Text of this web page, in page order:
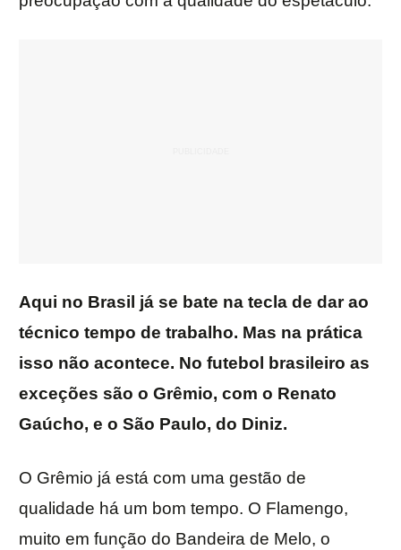
Aqui no Brasil já se bate na tecla de dar ao
técnico tempo de trabalho. Mas na prática
isso não acontece. No futebol brasileiro as
exceções são o Grêmio, com o Renato
Gaúcho, e o São Paulo, do Diniz.
O Grêmio já está com uma gestão de
qualidade há um bom tempo. O Flamengo,
muito em função do Bandeira de Melo, o